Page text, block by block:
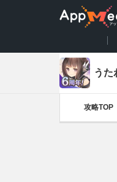
うた
攻略TOP